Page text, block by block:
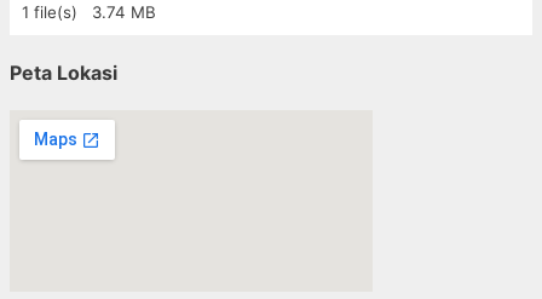
1 file(s) 3.74 MB
Peta Lokasi